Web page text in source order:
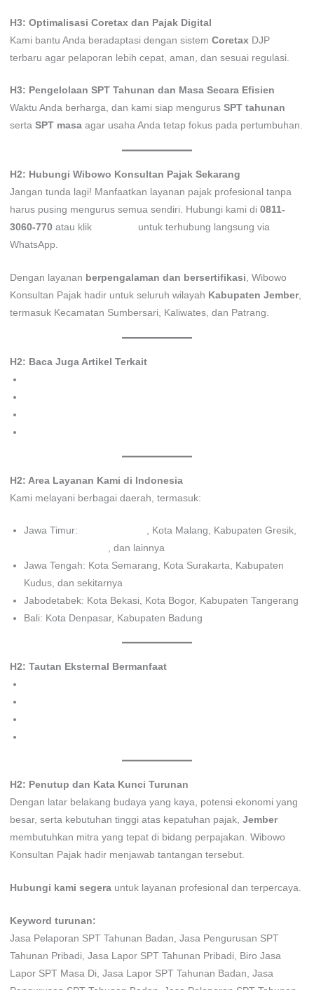
H3: Optimalisasi Coretax dan Pajak Digital
Kami bantu Anda beradaptasi dengan sistem Coretax DJP
terbaru agar pelaporan lebih cepat, aman, dan sesuai regulasi.
H3: Pengelolaan SPT Tahunan dan Masa Secara Efisien
Waktu Anda berharga, dan kami siap mengurus SPT tahunan
serta SPT masaagar usaha Anda tetap fokus pada pertumbuhan.
H2: Hubungi Wibowo Konsultan Pajak Sekarang
Jangan tunda lagi! Manfaatkan layanan pajak profesional tanpa
harus pusing mengurus semua sendiri. Hubungi kami di 0811-
3060-770atau klik
untuk terhubung langsung via
WhatsApp.
Dengan layanan berpengalaman dan bersertifikasi, Wibowo
Konsultan Pajak hadir untuk seluruh wilayah Kabupaten Jember,
termasuk Kecamatan Sumbersari, Kaliwates, dan Patrang.
H2: Baca Juga Artikel Terkait
H2: Area Layanan Kami di Indonesia
Kami melayani berbagai daerah, termasuk:
Jawa Timur:
, Kota Malang, Kabupaten Gresik,
, dan lainnya
Jawa Tengah: Kota Semarang, Kota Surakarta, Kabupaten
Kudus, dan sekitarnya
Jabodetabek: Kota Bekasi, Kota Bogor, Kabupaten Tangerang
Bali: Kota Denpasar, Kabupaten Badung
H2: Tautan Eksternal Bermanfaat
H2: Penutup dan Kata Kunci Turunan
Dengan latar belakang budaya yang kaya, potensi ekonomi yang
besar, serta kebutuhan tinggi atas kepatuhan pajak, Jember
membutuhkan mitra yang tepat di bidang perpajakan. Wibowo
Konsultan Pajak hadir menjawab tantangan tersebut.
Hubungi kami segerauntuk layanan profesional dan terpercaya.
Keyword turunan:
Jasa Pelaporan SPT Tahunan Badan, Jasa Pengurusan SPT
Tahunan Pribadi, Jasa Lapor SPT Tahunan Pribadi, Biro Jasa
Lapor SPT Masa Di, Jasa Lapor SPT Tahunan Badan, Jasa